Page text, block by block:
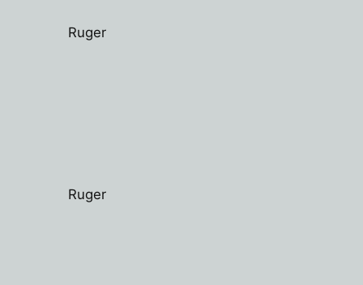
Ruger
Ruger